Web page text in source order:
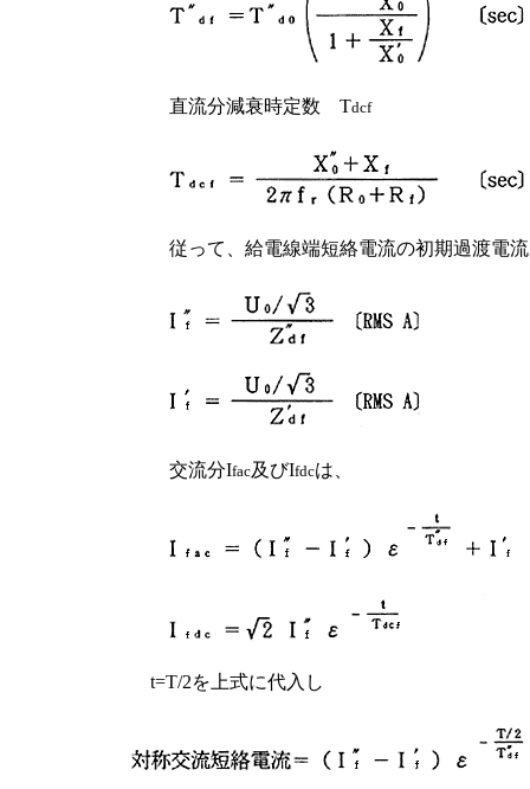
直流分減衰時定数 Tdcf
従って、給電線端短絡電流の初期過渡電
交流分Ifac及びIfdcは、
t=T/2を上式に代入し